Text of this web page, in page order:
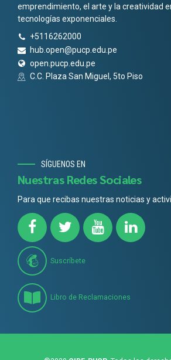
emprendimiento, el arte y la creatividad
tecnologías exponenciales.
+5116262000
hub.open@pucp.edu.pe
open.pucp.edu.pe
C.C. Plaza San Miguel, 5to Piso
SÍGUENOS EN
Nuestras Redes Sociales
Para que recibas nuestras noticias y
Suscríbete
Libro de Reclamaciones